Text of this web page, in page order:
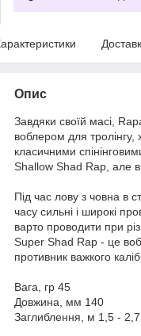
Опис
Завдяки своїй масі,
воблером для тролінгу,
класичними
Shallow Shad Rap, але
Під час лову з човна в
часу сильні і широкі
варто проводити при
Super Shad Rap - це
противник важкого
Вага, гр 45
Довжина, мм 140
Заглиблення, м 1,5 -